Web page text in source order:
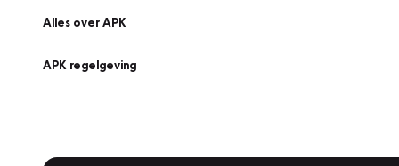
Alles over APK
APK regelgeving